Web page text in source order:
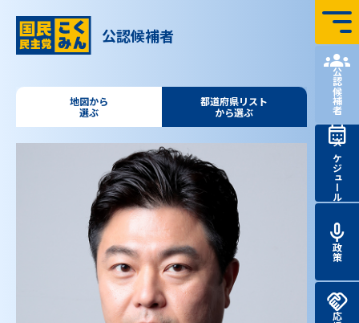
国民民主党 第51回
衆議院議員総選挙 特設サイト
公認候補者
スケジュール
政策
公認候補者
地図から
選ぶ
都道府県リスト
から選ぶ